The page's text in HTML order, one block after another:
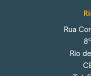
Rua
Rio